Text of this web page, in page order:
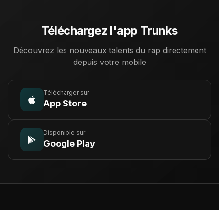
Téléchargez l'app Trunks
Découvrez les nouveaux talents du rap directement
depuis votre mobile
Télécharger sur
App Store
Disponible sur
Google Play